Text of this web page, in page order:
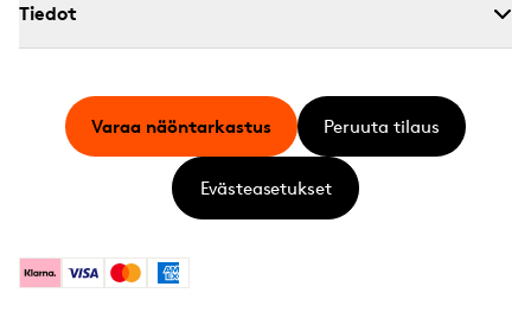
Tiedot
KlarnaVisa MastercardAmerican Express
Varaa näöntarkastus Peruuta tilaus
Evästeasetukset